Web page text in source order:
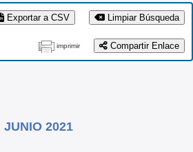
Limpiar Búsqueda
Exportar a CSV
Compartir Enlace
imprimir
JUNIO 2021